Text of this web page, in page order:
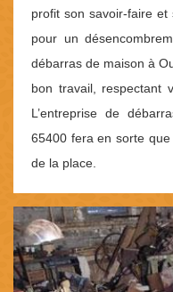
profit son savoir-faire et
pour un
débarras de maison à
bon travail, respectant
L’entreprise de
65400 fera en sorte
de la place.